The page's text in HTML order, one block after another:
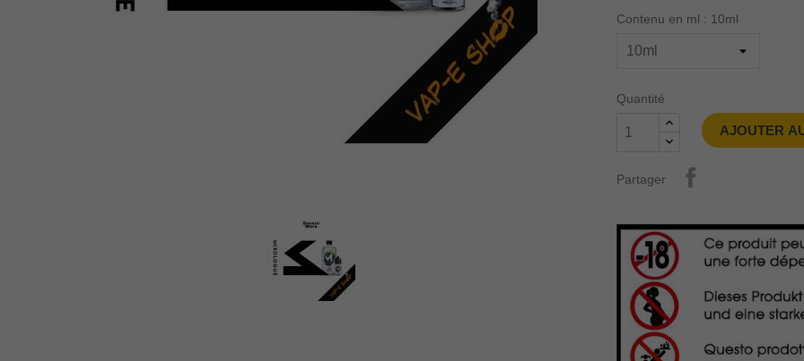
Contenu en ml : 10ml
Quantité
AJOUTER
Partager